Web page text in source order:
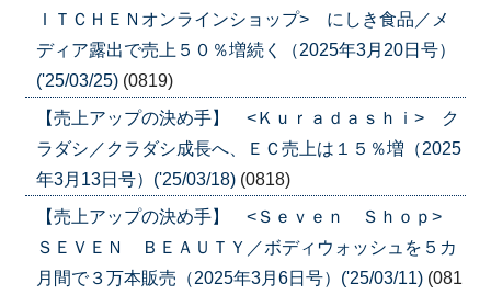
ＩＴＣＨＥＮオンラインショップ> にしき食品／メ
ディア露出で売上５０％増続く（2025年3月20日号）
('25/03/25) (0819)
【売上アップの決め手】 <Ｋｕｒａｄａｓｈｉ> ク
ラダシ／クラダシ成長へ、ＥＣ売上は１５％増（2025
年3月13日号）('25/03/18) (0818)
【売上アップの決め手】 <Ｓｅｖｅｎ Ｓｈｏｐ>
ＳＥＶＥＮ ＢＥＡＵＴＹ／ボディウォッシュを５カ
月間で３万本販売（2025年3月6日号）('25/03/11) (081